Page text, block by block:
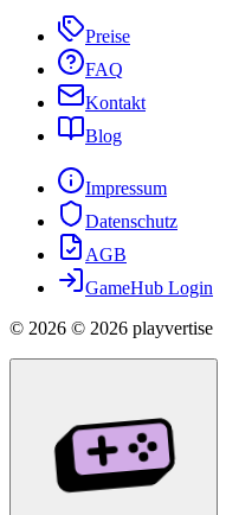
Preise
FAQ
Kontakt
Blog
Impressum
Datenschutz
AGB
GameHub Login
© 2026 © 2026 playvertise